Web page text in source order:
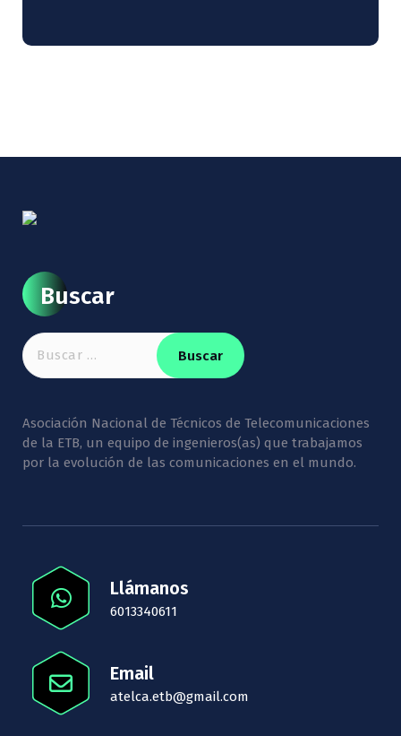
Buscar
Buscar:
Asociación Nacional de Técnicos de Telecomunicaciones
de la ETB, un equipo de ingenieros(as) que trabajamos
por la evolución de las comunicaciones en el mundo.
Llámanos
6013340611
Email
atelca.etb@gmail.com